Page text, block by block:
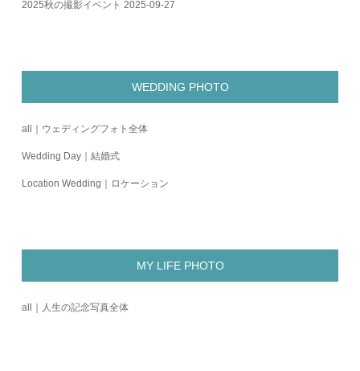
2025秋の撮影イベント 2025-09-27
WEDDING PHOTO
all｜ウェディングフォト全体
Wedding Day｜結婚式
Location Wedding｜ロケーション
MY LIFE PHOTO
all｜人生の記念写真全体